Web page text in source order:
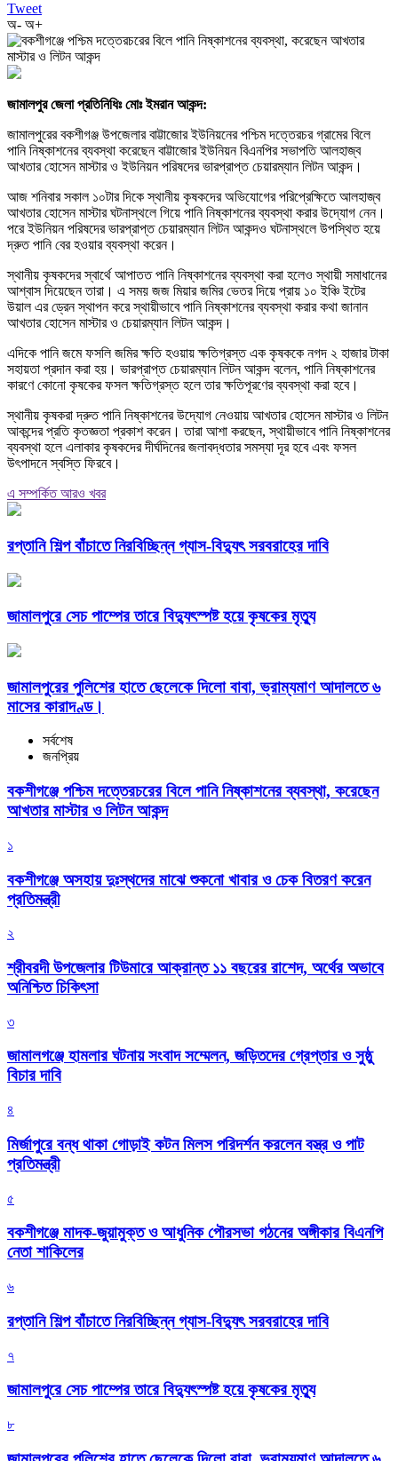
Tweet
অ- অ+
জামালপুর জেলা প্রতিনিধিঃ মোঃ ইমরান আকন্দ:
জামালপুরের বকশীগঞ্জ উপজেলার বাট্টাজোর ইউনিয়নের পশ্চিম দত্তেরচর গ্রামের বিলে
পানি নিষ্কাশনের ব্যবস্থা করেছেন বাট্টাজোর ইউনিয়ন বিএনপির সভাপতি আলহাজ্ব
আখতার হোসেন মাস্টার ও ইউনিয়ন পরিষদের ভারপ্রাপ্ত চেয়ারম্যান লিটন আকন্দ।
আজ শনিবার সকাল ১০টার দিকে স্থানীয় কৃষকদের অভিযোগের পরিপ্রেক্ষিতে আলহাজ্ব
আখতার হোসেন মাস্টার ঘটনাস্থলে গিয়ে পানি নিষ্কাশনের ব্যবস্থা করার উদ্যোগ নেন।
পরে ইউনিয়ন পরিষদের ভারপ্রাপ্ত চেয়ারম্যান লিটন আকন্দও ঘটনাস্থলে উপস্থিত হয়ে
দ্রুত পানি বের হওয়ার ব্যবস্থা করেন।
স্থানীয় কৃষকদের স্বার্থে আপাতত পানি নিষ্কাশনের ব্যবস্থা করা হলেও স্থায়ী সমাধানের
আশ্বাস দিয়েছেন তারা। এ সময় জজ মিয়ার জমির ভেতর দিয়ে প্রায় ১০ ইঞ্চি ইটের
উয়াল এর ড্রেন স্থাপন করে স্থায়ীভাবে পানি নিষ্কাশনের ব্যবস্থা করার কথা জানান
আখতার হোসেন মাস্টার ও চেয়ারম্যান লিটন আকন্দ।
এদিকে পানি জমে ফসলি জমির ক্ষতি হওয়ায় ক্ষতিগ্রস্ত এক কৃষককে নগদ ২ হাজার টাকা
সহায়তা প্রদান করা হয়। ভারপ্রাপ্ত চেয়ারম্যান লিটন আকন্দ বলেন, পানি নিষ্কাশনের
কারণে কোনো কৃষকের ফসল ক্ষতিগ্রস্ত হলে তার ক্ষতিপূরণের ব্যবস্থা করা হবে।
স্থানীয় কৃষকরা দ্রুত পানি নিষ্কাশনের উদ্যোগ নেওয়ায় আখতার হোসেন মাস্টার ও লিটন
আকন্দের প্রতি কৃতজ্ঞতা প্রকাশ করেন। তারা আশা করছেন, স্থায়ীভাবে পানি নিষ্কাশনের
ব্যবস্থা হলে এলাকার কৃষকদের দীর্ঘদিনের জলাবদ্ধতার সমস্যা দূর হবে এবং ফসল
উৎপাদনে স্বস্তি ফিরবে।
এ সম্পর্কিত আরও খবর
রপ্তানি শিল্প বাঁচাতে নিরবিচ্ছিন্ন গ্যাস-বিদ্যুৎ সরবরাহের দাবি
জামালপুরে সেচ পাম্পের তারে বিদ্যুৎস্পষ্ট হয়ে কৃষকের মৃত্যু
জামালপুরের পুলিশের হাতে ছেলেকে দিলো বাবা, ভ্রাম্যমাণ আদালতে ৬
মাসের কারাদণ্ড।
সর্বশেষ
জনপ্রিয়
বকশীগঞ্জে পশ্চিম দত্তেরচরের বিলে পানি নিষ্কাশনের ব্যবস্থা, করেছেন
আখতার মাস্টার ও লিটন আকন্দ
১
বকশীগঞ্জে অসহায় দুঃস্থদের মাঝে শুকনো খাবার ও চেক বিতরণ করেন
প্রতিমন্ত্রী
২
শ্রীবরদী উপজেলার টিউমারে আক্রান্ত ১১ বছরের রাশেদ, অর্থের অভাবে
অনিশ্চিত চিকিৎসা
৩
জামালগঞ্জে হামলার ঘটনায় সংবাদ সম্মেলন, জড়িতদের গ্রেপ্তার ও সুষ্ঠু
বিচার দাবি
৪
মির্জাপুরে বন্ধ থাকা গোড়াই কটন মিলস পরিদর্শন করলেন বস্ত্র ও পাট
প্রতিমন্ত্রী
৫
বকশীগঞ্জে মাদক-জুয়ামুক্ত ও আধুনিক পৌরসভা গঠনের অঙ্গীকার বিএনপি
নেতা শাকিলের
৬
রপ্তানি শিল্প বাঁচাতে নিরবিচ্ছিন্ন গ্যাস-বিদ্যুৎ সরবরাহের দাবি
৭
জামালপুরে সেচ পাম্পের তারে বিদ্যুৎস্পষ্ট হয়ে কৃষকের মৃত্যু
৮